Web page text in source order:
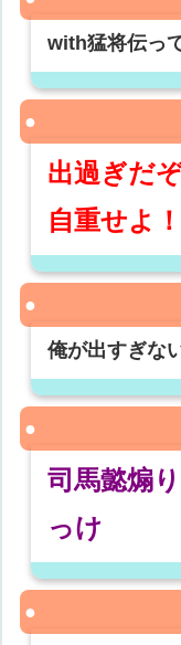
with猛将伝っ
出過ぎだぞ
自重せよ！
俺が出すぎな
司馬懿煽
っけ